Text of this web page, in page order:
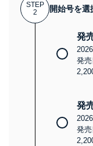
STEP
2
開始号を選
発
発
発
発